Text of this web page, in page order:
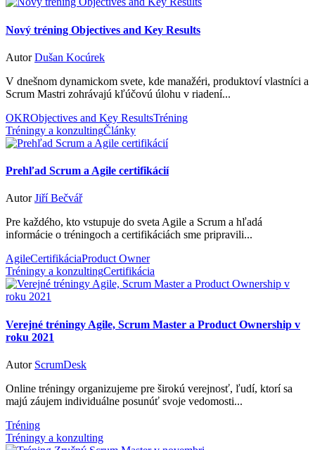
Nový tréning Objectives and Key Results
AutorDušan Kocúrek
V dnešnom dynamickom svete, kde manažéri, produktoví vlastníci a
Scrum Mastri zohrávajú kľúčovú úlohu v riadení...
OKRObjectives and Key ResultsTréning
Tréningy a konzultingČlánky
Prehľad Scrum a Agile certifikácií
AutorJiří Bečvář
Pre každého, kto vstupuje do sveta Agile a Scrum a hľadá
informácie o tréningoch a certifikáciách sme pripravili...
AgileCertifikáciaProduct Owner
Tréningy a konzultingCertifikácia
Verejné tréningy Agile, Scrum Master a Product Ownership v
roku 2021
Autor ScrumDesk
Online tréningy organizujeme pre širokú verejnosť, ľudí, ktorí sa
majú záujem individuálne posunúť svoje vedomosti...
Tréning
Tréningy a konzulting